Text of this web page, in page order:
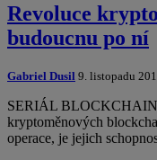
Revoluce
budoucnu po ní
Gabriel Dusil 9. listopadu
SERIÁL
kryptoměnových
operace, je jejich